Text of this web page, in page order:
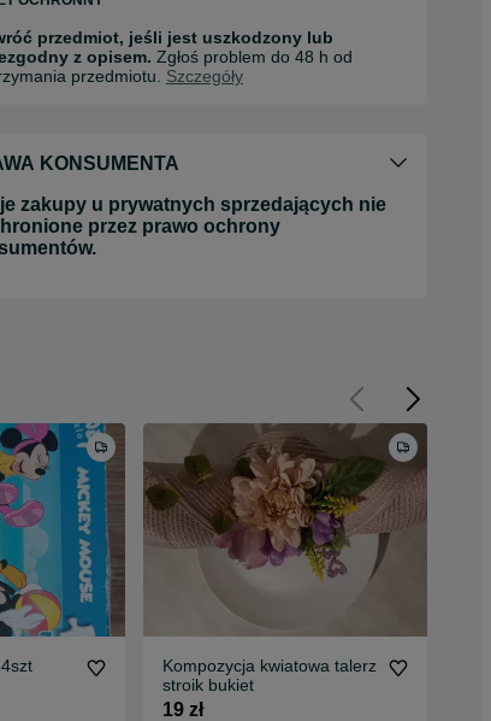
przedmiot, jeśli jest uszkodzony lub
z opisem. Zgłoś problem do 48 h od
przedmiotu. Szczegóły
KONSUMENTA
zakupy u prywatnych sprzedających nie
przez prawo ochrony
Kompozycja kwiatowa talerz
stroik bukiet
19 zł